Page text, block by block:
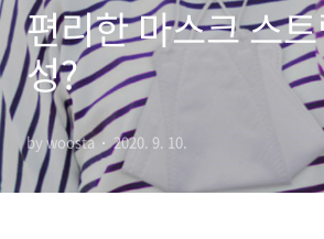
편리한 마스크 스
성?
by woosta 2020. 9. 10.